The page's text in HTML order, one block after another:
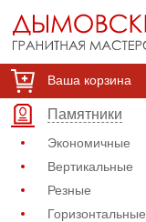
Ваша корзина
Памятники
Экономичные
Вертикальные
Резные
Горизонтальные